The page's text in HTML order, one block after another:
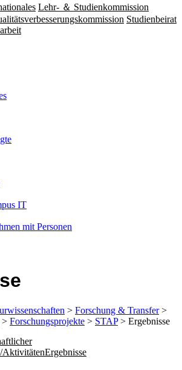
Lehr- ＆ Studienkommission
Studienbeirat
IT
mit Personen
> Forschung & Transfer>
> Forschungsprojekte > STAP> Ergebnisse
AktivitätenErgebnisse